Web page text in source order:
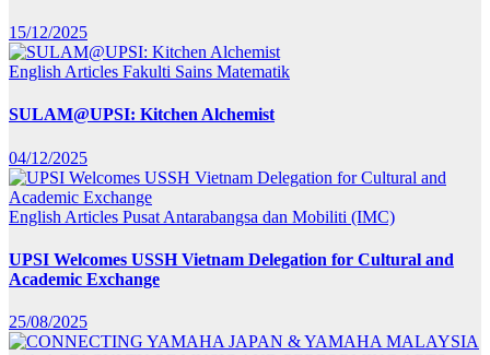
15/12/2025
English Articles Fakulti Sains Matematik
SULAM@UPSI: Kitchen Alchemist
04/12/2025
English Articles Pusat Antarabangsa dan Mobiliti (IMC)
UPSI Welcomes USSH Vietnam Delegation for Cultural and
Academic Exchange
25/08/2025